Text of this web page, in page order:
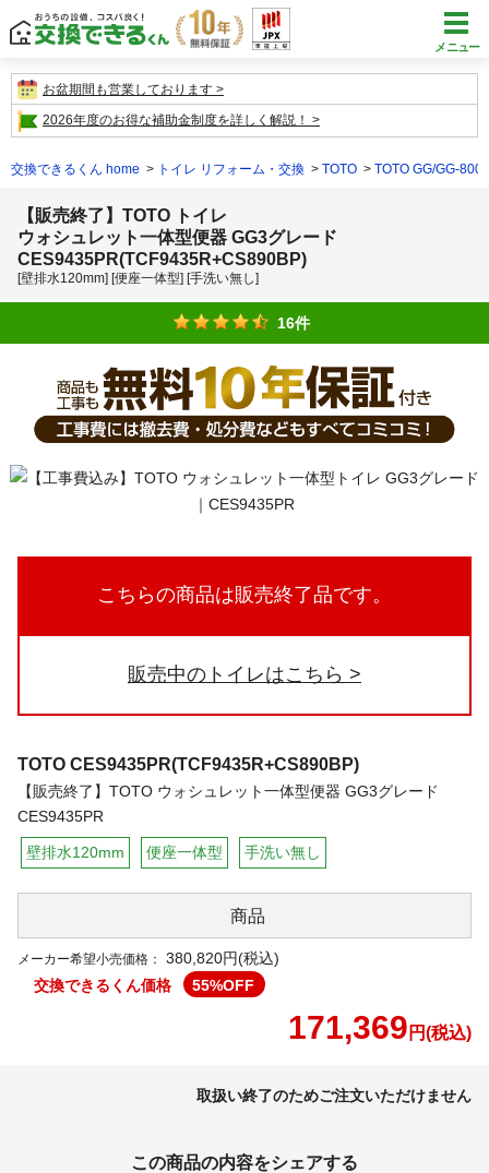
メニュー
お盆期間も営業しております
2026年度のお得な補助金制度を詳しく解説！
交換できるくん home トイレ リフォーム・交換 TOTO TOTO GG/GG-800
【販売終了】TOTO トイレ
ウォシュレット一体型便器 GG3グレード
CES9435PR(TCF9435R+CS890BP)
[壁排水120mm] [便座一体型] [手洗い無し]
16件
こちらの商品は販売終了品です。
販売中のトイレはこちら
TOTO CES9435PR(TCF9435R+CS890BP)
【販売終了】TOTO ウォシュレット一体型便器 GG3グレード
CES9435PR
壁排水120mm 便座一体型 手洗い無し
商品
メーカー希望小売価格：
380,820円(税込)
交換できるくん価格
55%OFF
171,369 円(税込)
取扱い終了のためご注文いただけません
この商品の内容をシェアする